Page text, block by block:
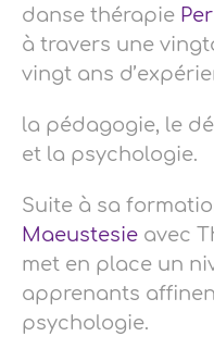
danse thérapie
à travers une
vingt ans
la pédagogie, le
et la psychologie.
Suite à sa
Maeustesie avec
met en place un
apprenants
psychologie.